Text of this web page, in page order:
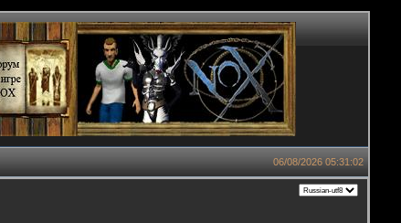
06/08/2026 05:31:02